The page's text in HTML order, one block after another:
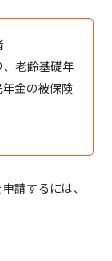
、老齢基礎年
金の被保険
請するには、